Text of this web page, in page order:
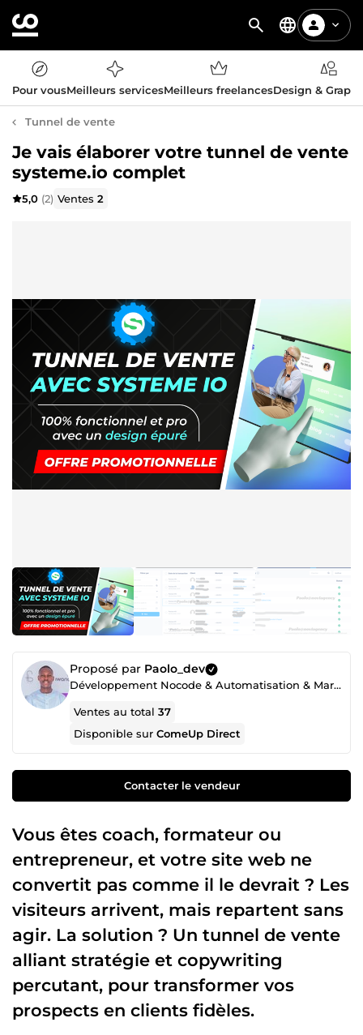
Pour vousMeilleurs servicesMeilleurs freelancesDesign &
Tunnel de vente
Je vais élaborer votre tunnel de vente
systeme.io complet
5,0 (2) Ventes2
Proposé par Paolo_dev
Développement Nocode & Automatisation & Marketing digital 360°
Ventes au total37
Disponible surComeUp Direct
Contacter le vendeur
Vous êtes coach, formateur ou
entrepreneur, et votre site web ne
convertit pas comme il le devrait ? Les
visiteurs arrivent, mais repartent sans
agir. La solution ? Un tunnel de vente
alliant stratégie et copywriting
percutant, pour transformer vos
prospects en clients fidèles.